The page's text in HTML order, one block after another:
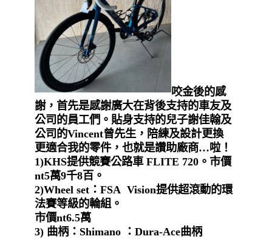
咬金後的感
謝，首先是感謝廣大在背後支持的車友及
公司的員工們。貼身支持的兒子謝佳翰及
公司的Vincent曾先生，陪練及設計更換
更適合我的零件，也就是讚助廠商…啦！
1)KHS提供競賽公路車 FLITE 720。市價
nt5萬9千8百。
2)Wheel set：FSA Vision提供超滾動的環
法賽等級的輪組。
市價nt6.5萬
3) 曲柄： Shimano ：Dura-Ace曲柄